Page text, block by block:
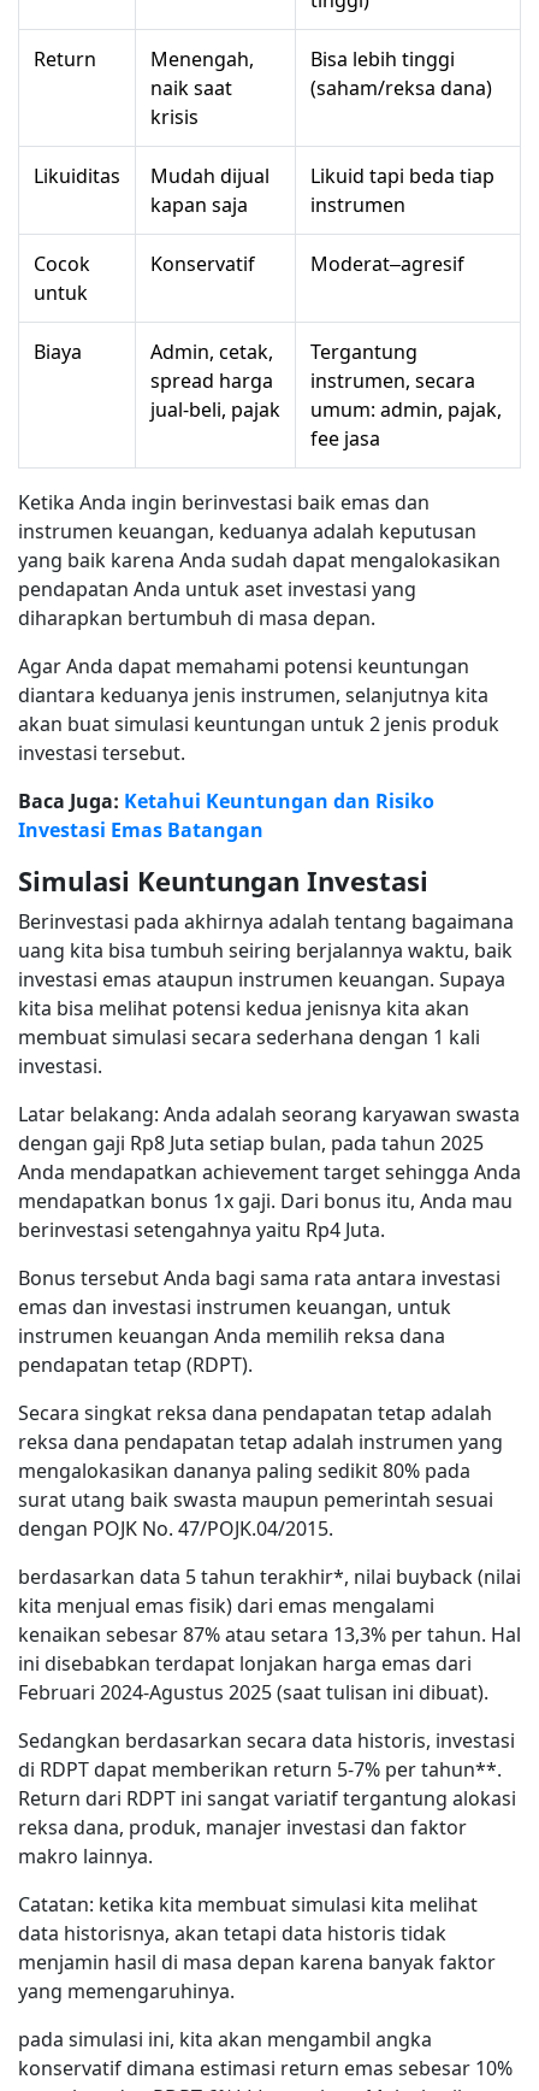
Return
Menengah,
naik saat
krisis
Bisa lebih tinggi
(saham/reksa dana)
Likuiditas
Mudah dijual
kapan saja
Likuid tapi beda tiap
instrumen
Cocok
untuk
Konservatif Moderat–agresif
Biaya
Admin, cetak,
spread harga
jual-beli, pajak
Tergantung
instrumen, secara
umum: admin, pajak,
fee jasa
Ketika Anda ingin berinvestasi baik emas dan
instrumen keuangan, keduanya adalah keputusan
yang baik karena Anda sudah dapat mengalokasikan
pendapatan Anda untuk aset investasi yang
diharapkan bertumbuh di masa depan.
Agar Anda dapat memahami potensi keuntungan
diantara keduanya jenis instrumen, selanjutnya kita
akan buat simulasi keuntungan untuk 2 jenis produk
investasi tersebut.
Baca Juga: Ketahui Keuntungan dan Risiko
Investasi Emas Batangan
Simulasi Keuntungan Investasi
Berinvestasi pada akhirnya adalah tentang bagaimana
uang kita bisa tumbuh seiring berjalannya waktu, baik
investasi emas ataupun instrumen keuangan. Supaya
kita bisa melihat potensi kedua jenisnya kita akan
membuat simulasi secara sederhana dengan 1 kali
investasi.
Latar belakang: Anda adalah seorang karyawan swasta
dengan gaji Rp8 Juta setiap bulan, pada tahun 2025
Anda mendapatkan achievement target sehingga Anda
mendapatkan bonus 1x gaji. Dari bonus itu, Anda mau
berinvestasi setengahnya yaitu Rp4 Juta.
Bonus tersebut Anda bagi sama rata antara investasi
emas dan investasi instrumen keuangan, untuk
instrumen keuangan Anda memilih reksa dana
pendapatan tetap (RDPT).
Secara singkat reksa dana pendapatan tetap adalah
reksa dana pendapatan tetap adalah instrumen yang
mengalokasikan dananya paling sedikit 80% pada
surat utang baik swasta maupun pemerintah sesuai
dengan POJK No. 47/POJK.04/2015.
berdasarkan data 5 tahun terakhir*, nilai buyback (nilai
kita menjual emas fisik) dari emas mengalami
kenaikan sebesar 87% atau setara 13,3% per tahun. Hal
ini disebabkan terdapat lonjakan harga emas dari
Februari 2024-Agustus 2025 (saat tulisan ini dibuat).
Sedangkan berdasarkan secara data historis, investasi
di RDPT dapat memberikan return 5-7% per tahun**.
Return dari RDPT ini sangat variatif tergantung alokasi
reksa dana, produk, manajer investasi dan faktor
makro lainnya.
Catatan: ketika kita membuat simulasi kita melihat
data historisnya, akan tetapi data historis tidak
menjamin hasil di masa depan karena banyak faktor
yang memengaruhinya.
pada simulasi ini, kita akan mengambil angka
konservatif dimana estimasi return emas sebesar 10%